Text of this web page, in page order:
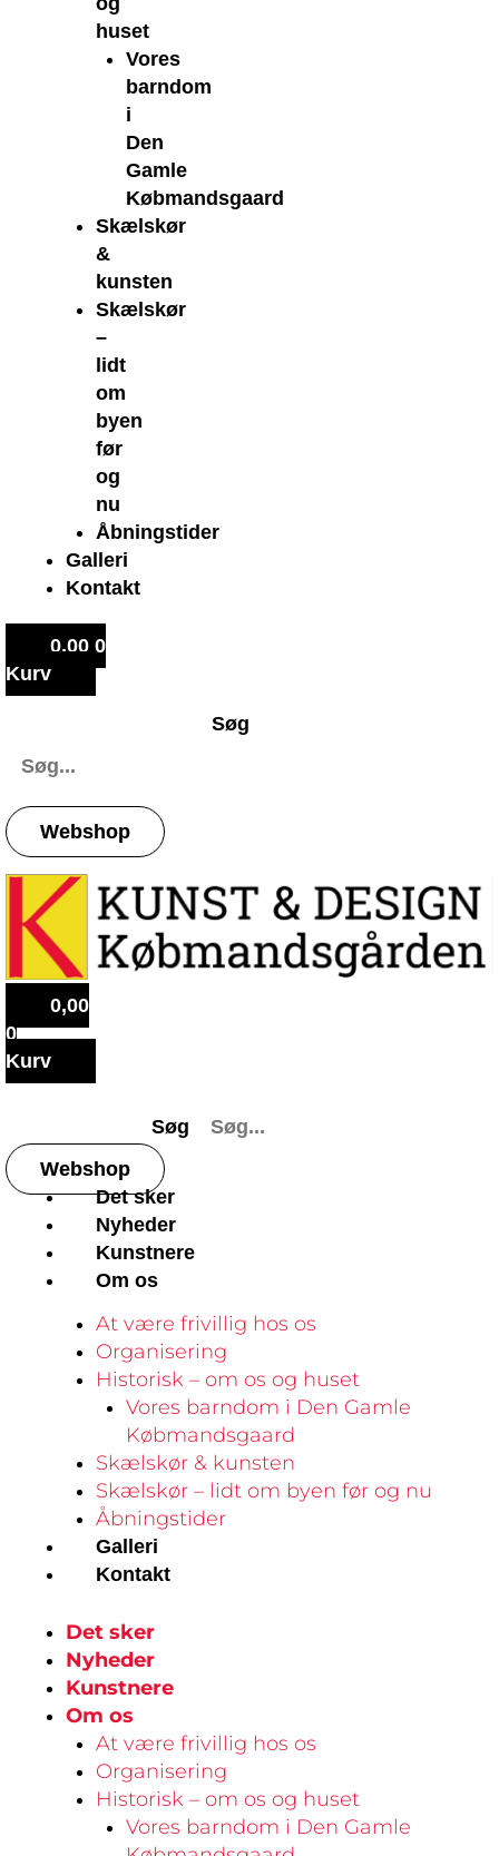
huset
Vores
barndom
i
Den
Gamle
Købmandsgaard
Skælskør
&
kunsten
Skælskør
–
lidt
om
byen
før
og
nu
Åbningstider
Galleri
Kontakt
0,00 0
Kurv
Søg
Webshop
0,00
0
Kurv
Søg
Webshop
Det sker
Nyheder
Kunstnere
Om os
At være frivillig hos os
Organisering
Historisk – om os og huset
Vores barndom i Den Gamle
Købmandsgaard
Skælskør & kunsten
Skælskør – lidt om byen før og nu
Åbningstider
Galleri
Kontakt
Det sker
Nyheder
Kunstnere
Om os
At være frivillig hos os
Organisering
Historisk – om os og huset
Vores barndom i Den Gamle